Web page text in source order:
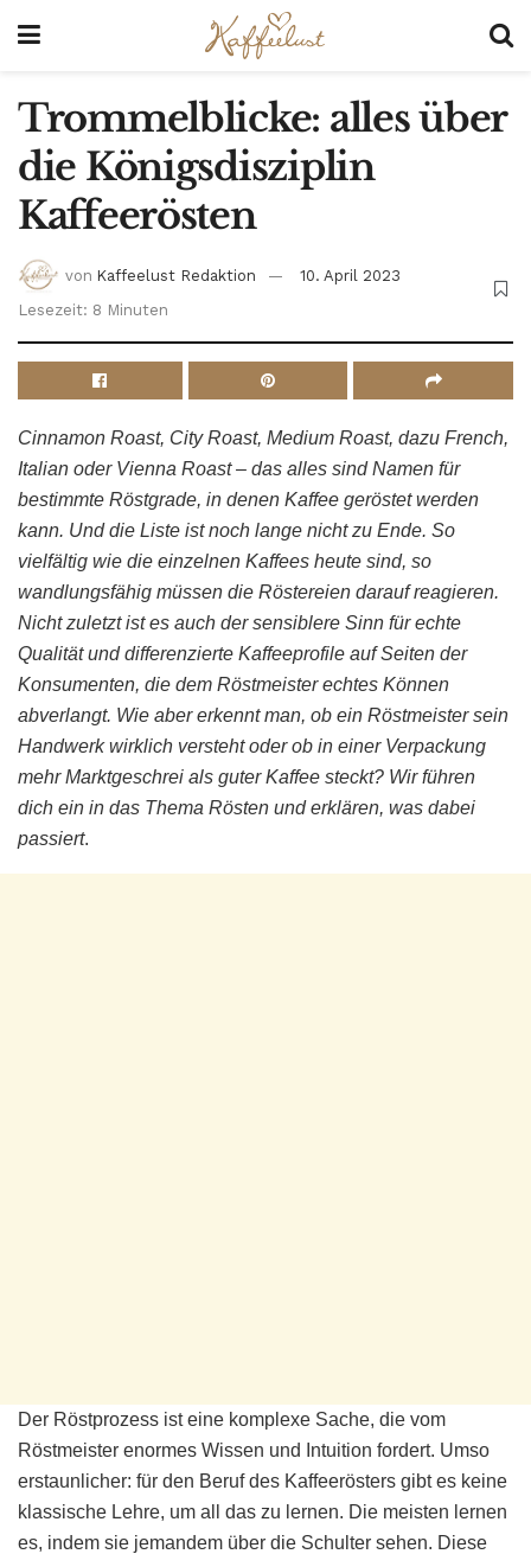
Trommelblicke: alles über
die Königsdisziplin
Kaffeerösten
von Kaffeelust Redaktion
10. April 2023
Lesezeit: 8 Minuten
Cinnamon Roast, City Roast, Medium Roast, dazu French,
Italian oder Vienna Roast – das alles sind Namen für
bestimmte Röstgrade, in denen Kaffee geröstet werden
kann. Und die Liste ist noch lange nicht zu Ende. So
vielfältig wie die einzelnen Kaffees heute sind, so
wandlungsfähig müssen die Röstereien darauf reagieren.
Nicht zuletzt ist es auch der sensiblere Sinn für echte
Qualität und differenzierte Kaffeeprofile auf Seiten der
Konsumenten, die dem Röstmeister echtes Können
abverlangt. Wie aber erkennt man, ob ein Röstmeister sein
Handwerk wirklich versteht oder ob in einer Verpackung
mehr Marktgeschrei als guter Kaffee steckt? Wir führen
dich ein in das Thema Rösten und erklären, was dabei
passiert.
Der Röstprozess ist eine komplexe Sache, die vom
Röstmeister enormes Wissen und Intuition fordert. Umso
erstaunlicher: für den Beruf des Kaffeerösters gibt es keine
klassische Lehre, um all das zu lernen. Die meisten lernen
es, indem sie jemandem über die Schulter sehen. Diese